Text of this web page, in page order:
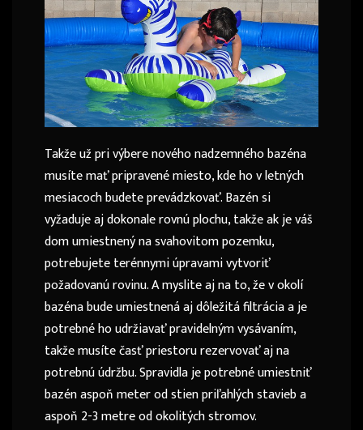
Takže už pri výbere nového nadzemného bazéna
musíte mať pripravené miesto, kde ho v letných
mesiacoch budete prevádzkovať. Bazén si
vyžaduje aj dokonale rovnú plochu, takže ak je váš
dom umiestnený na svahovitom pozemku,
potrebujete terénnymi úpravami vytvoriť
požadovanú rovinu. A myslite aj na to, že v okolí
bazéna bude umiestnená aj dôležitá filtrácia a je
potrebné ho udržiavať pravidelným vysávaním,
takže musíte časť priestoru rezervovať aj na
potrebnú údržbu. Spravidla je potrebné umiestniť
bazén aspoň meter od stien priľahlých stavieb a
aspoň 2-3 metre od okolitých stromov.